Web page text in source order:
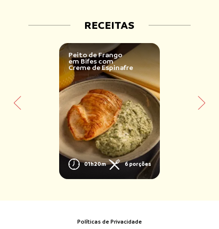
RECEITAS
01h20m 6 porções
Peito de Frango
em Bifes com
Creme de Espinafre
Políticas de Privacidade